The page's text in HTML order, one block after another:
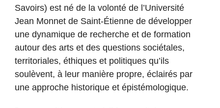
Savoirs) est né de la volonté de l’Université
Jean Monnet de Saint-Étienne de développer
une dynamique de recherche et de formation
autour des arts et des questions sociétales,
territoriales, éthiques et politiques qu’ils
soulèvent, à leur manière propre, éclairés par
une approche historique et épistémologique.